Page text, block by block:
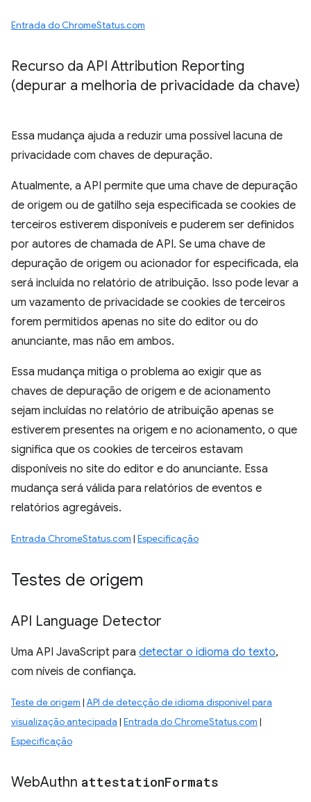
Entrada do ChromeStatus.com
Recurso da API Attribution Reporting
(depurar a melhoria de privacidade da chave)
Essa mudança ajuda a reduzir uma possível lacuna de
privacidade com chaves de depuração.
Atualmente, a API permite que uma chave de depuração
de origem ou de gatilho seja especificada se cookies de
terceiros estiverem disponíveis e puderem ser definidos
por autores de chamada de API. Se uma chave de
depuração de origem ou acionador for especificada, ela
será incluída no relatório de atribuição. Isso pode levar a
um vazamento de privacidade se cookies de terceiros
forem permitidos apenas no site do editor ou do
anunciante, mas não em ambos.
Essa mudança mitiga o problema ao exigir que as
chaves de depuração de origem e de acionamento
sejam incluídas no relatório de atribuição apenas se
estiverem presentes na origem e no acionamento, o que
significa que os cookies de terceiros estavam
disponíveis no site do editor e do anunciante. Essa
mudança será válida para relatórios de eventos e
relatórios agregáveis.
Entrada ChromeStatus.com | Especificação
Testes de origem
API Language Detector
Uma API JavaScript para detectar o idioma do texto,
com níveis de confiança.
Teste de origem | API de detecção de idioma disponível para
visualização antecipada | Entrada do ChromeStatus.com |
Especificação
WebAuthn attestationFormats